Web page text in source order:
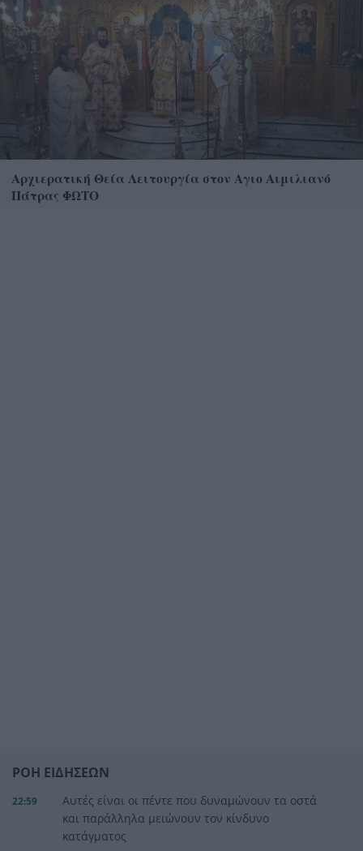
Αρχιερατική Θεία Λειτουργία στον Αγιο Αιμιλιανό
Πάτρας ΦΩΤΟ
ΡΟΗ ΕΙΔΗΣΕΩΝ
22:59
Αυτές είναι οι πέντε που δυναμώνουν τα οστά
και παράλληλα μειώνουν τον κίνδυνο
κατάγματος